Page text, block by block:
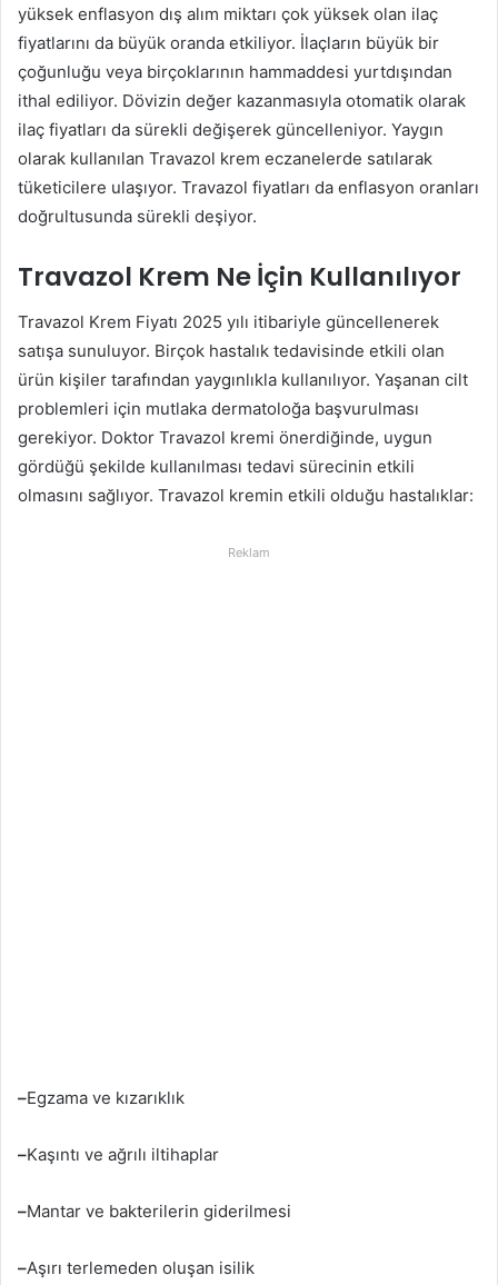
yüksek enflasyon dış alım miktarı çok yüksek olan ilaç
fiyatlarını da büyük oranda etkiliyor. İlaçların büyük bir
çoğunluğu veya birçoklarının hammaddesi yurtdışından
ithal ediliyor. Dövizin değer kazanmasıyla otomatik olarak
ilaç fiyatları da sürekli değişerek güncelleniyor. Yaygın
olarak kullanılan Travazol krem eczanelerde satılarak
tüketicilere ulaşıyor. Travazol fiyatları da enflasyon oranları
doğrultusunda sürekli deşiyor.
Travazol Krem Ne İçin Kullanılıyor
Travazol Krem Fiyatı 2025 yılı itibariyle güncellenerek
satışa sunuluyor. Birçok hastalık tedavisinde etkili olan
ürün kişiler tarafından yaygınlıkla kullanılıyor. Yaşanan cilt
problemleri için mutlaka dermatoloğa başvurulması
gerekiyor. Doktor Travazol kremi önerdiğinde, uygun
gördüğü şekilde kullanılması tedavi sürecinin etkili
olmasını sağlıyor. Travazol kremin etkili olduğu hastalıklar:
Reklam
–Egzama ve kızarıklık
–Kaşıntı ve ağrılı iltihaplar
–Mantar ve bakterilerin giderilmesi
–Aşırı terlemeden oluşan isilik